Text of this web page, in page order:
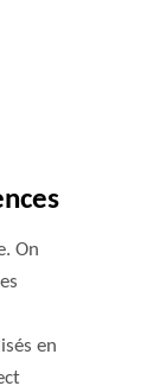
On
en